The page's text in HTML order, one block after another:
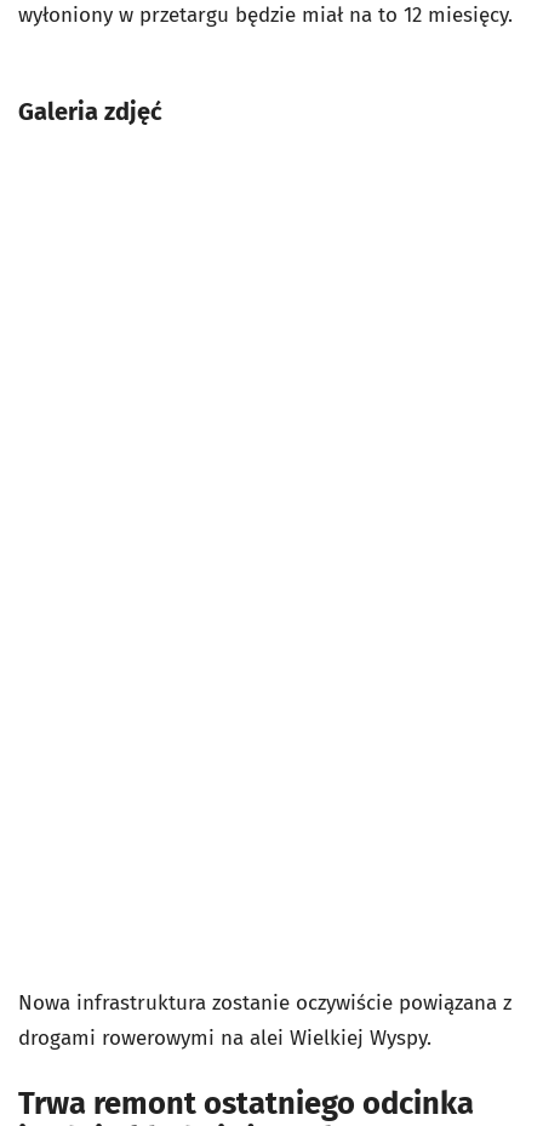
wyłoniony w przetargu będzie miał na to 12 miesięcy.
Galeria zdjęć
Nowa infrastruktura zostanie oczywiście powiązana z
drogami rowerowymi na alei Wielkiej Wyspy.
Trwa remont ostatniego odcinka